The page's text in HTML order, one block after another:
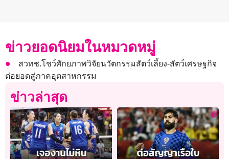
ข่าวยอดนิยมในหมวดหมู่
สวทช.โชว์ศักยภาพวิจัยนวัตกรรมสัตว์เลี้ยง-สัตว์เศรษฐกิจ
ต่อยอดสู่ภาคอุตสาหกรรม
ข่าวล่าสุด